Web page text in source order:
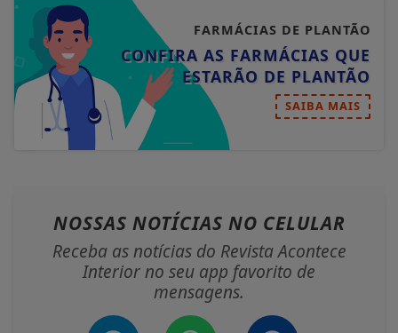
FARMÁCIAS DE PLANTÃO
CONFIRA AS FARMÁCIAS QUE
ESTARÃO DE PLANTÃO
SAIBA MAIS
NOSSAS NOTÍCIAS NO CELULAR
Receba as notícias do Revista Acontece
Interior no seu app favorito de
mensagens.